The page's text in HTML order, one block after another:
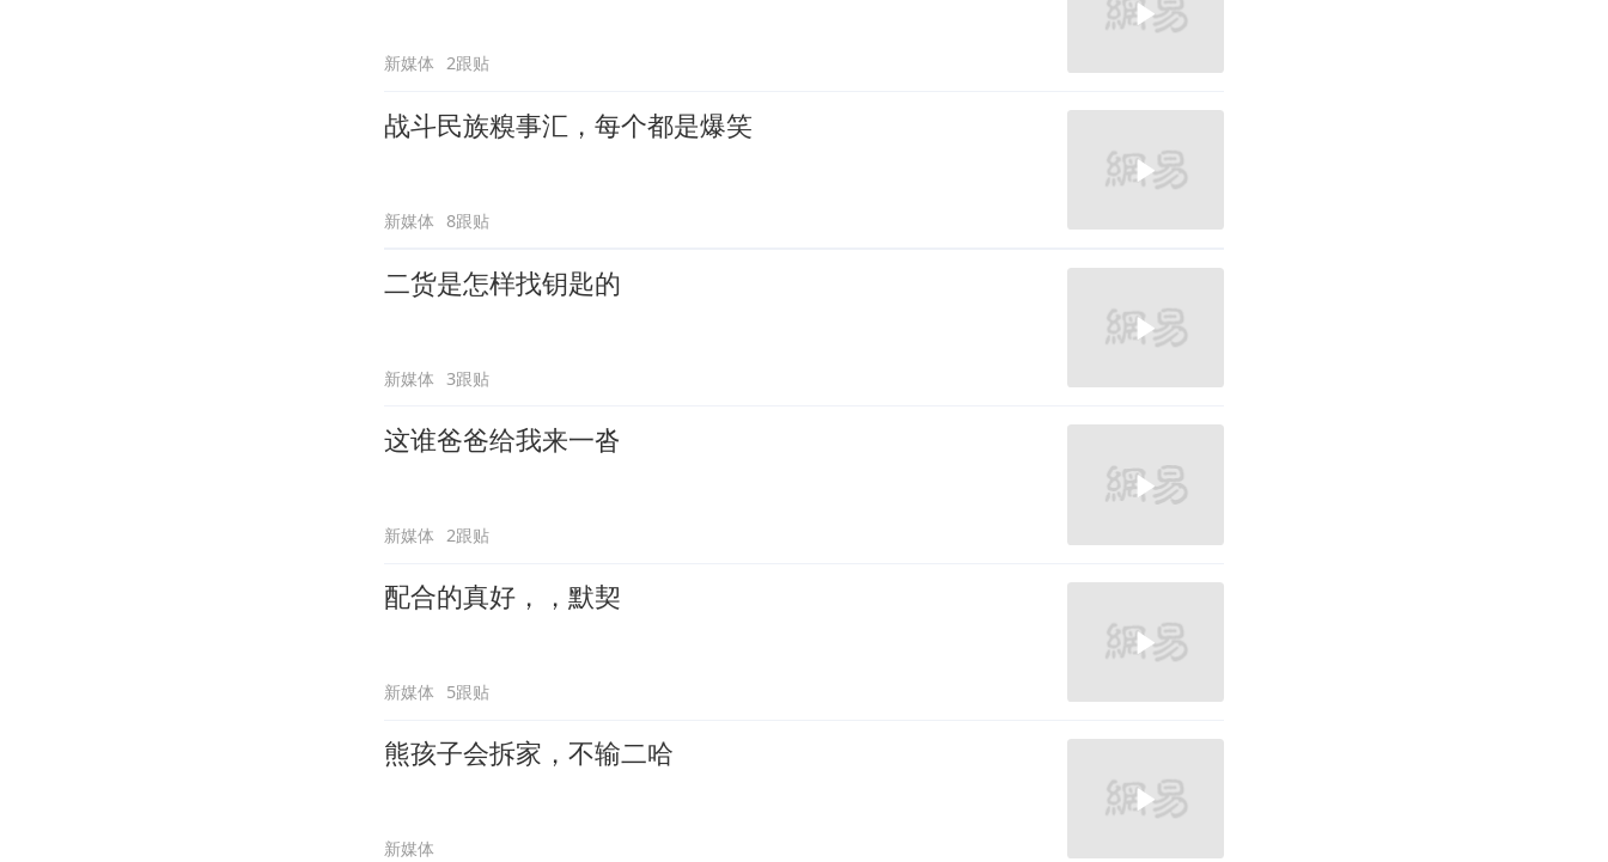
新媒体 2跟贴
战斗民族糗事汇，每个都是爆笑
新媒体 8跟贴
二货是怎样找钥匙的
新媒体 3跟贴
这谁爸爸给我来一沓
新媒体 2跟贴
配合的真好，，默契
新媒体 5跟贴
熊孩子会拆家，不输二哈
新媒体